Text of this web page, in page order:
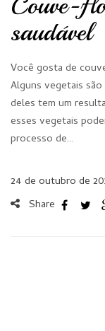
saudável
Você gosta de
Alguns vegetais são
deles tem um
esses vegetais
processo de…
24 de outubro de
Share